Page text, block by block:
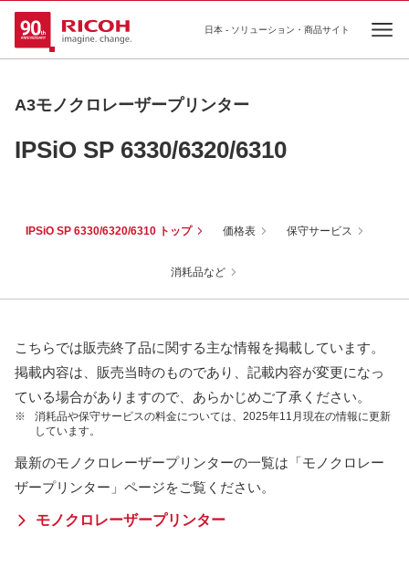
日本 - ソリューション・商品サイト
A3モノクロレーザープリンター
IPSiO SP 6330/6320/6310
IPSiO SP 6330/6320/6310 トップ 価格表 保守サービス
消耗品など
こちらでは販売終了品に関する主な情報を掲載しています。
掲載内容は、販売当時のものであり、記載内容が変更になっ
ている場合がありますので、あらかじめご了承ください。
※
消耗品や保守サービスの料金については、2025年11月現在の情報に更新
しています。
最新のモノクロレーザープリンターの一覧は「モノクロレー
ザープリンター」ページをご覧ください。
モノクロレーザープリンター